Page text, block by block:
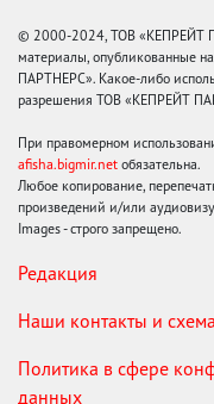
© 2000-2024, ТОВ «КЕПРЕЙТ
материалы, опубликованные
ПАРТНЕРС». Какое-либо
разрешения ТОВ «КЕПРЕЙТ
При правомерном
afisha.bigmir.net обязательна.
Любое копирование,
произведений и/или
Images - строго запрещено.
Редакция
Наши контакты и
Политика в сфере
данных